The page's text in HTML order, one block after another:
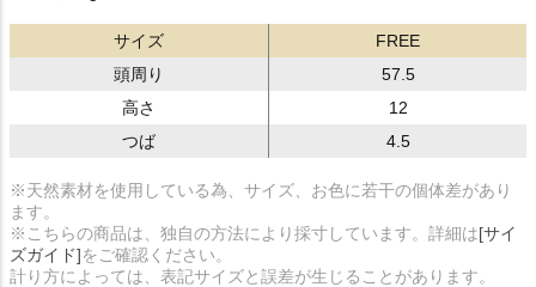
サイズ
FREE
頭周り
57.5
高さ
12
つば
4.5
※天然素材を使用している為、サイズ、お色に若干の個体差があり
ます。
※こちらの商品は、独自の方法により採寸しています。詳細は[サイ
ズガイド]をご確認ください。
計り方によっては、表記サイズと誤差が生じることがあります。